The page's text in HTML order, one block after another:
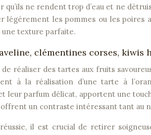
qu’ils ne rendent trop d’eau et ne
légèrement les pommes ou les
texture parfaite.
clémentines corses, kiwis
réaliser des tartes aux fruits
à la réalisation d’une tarte à
leur parfum délicat, apportent une
un contraste intéressant tant au
il est crucial de retirer